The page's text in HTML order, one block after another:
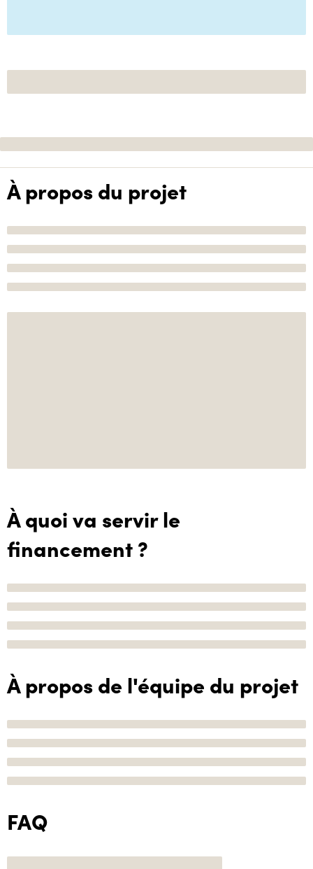
À propos du projet
À quoi va servir le
financement ?
À propos de l'équipe du projet
FAQ